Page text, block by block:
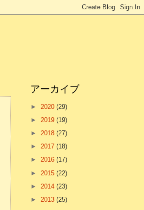
アーカイブ
► 2020 (29)
► 2019 (19)
► 2018 (27)
► 2017 (18)
► 2016 (17)
► 2015 (22)
► 2014 (23)
► 2013 (25)